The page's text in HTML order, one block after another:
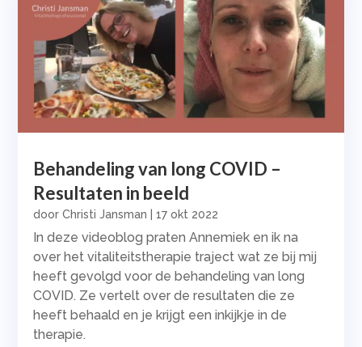
Behandeling van long COVID –
Resultaten in beeld
doorChristi Jansman |17 okt 2022
In deze videoblog praten Annemiek en ik na
over het vitaliteitstherapie traject wat ze bij mij
heeft gevolgd voor de behandeling van long
COVID. Ze vertelt over de resultaten die ze
heeft behaald en je krijgt een inkijkje in de
therapie.